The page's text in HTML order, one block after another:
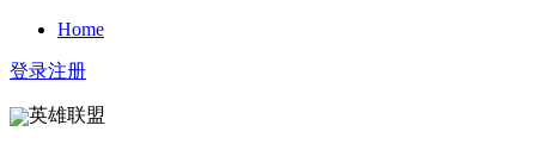
Home
登录注册
英雄联盟